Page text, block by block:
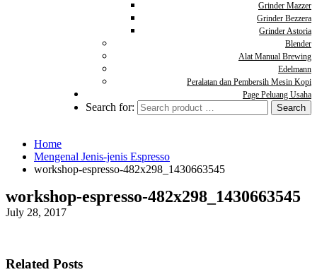
Grinder Mazzer
Grinder Bezzera
Grinder Astoria
Blender
Alat Manual Brewing
Edelmann
Peralatan dan Pembersih Mesin Kopi
Page Peluang Usaha
Search for:
Home
Mengenal Jenis-jenis Espresso
workshop-espresso-482x298_1430663545
workshop-espresso-482x298_1430663545
July 28, 2017
Related Posts